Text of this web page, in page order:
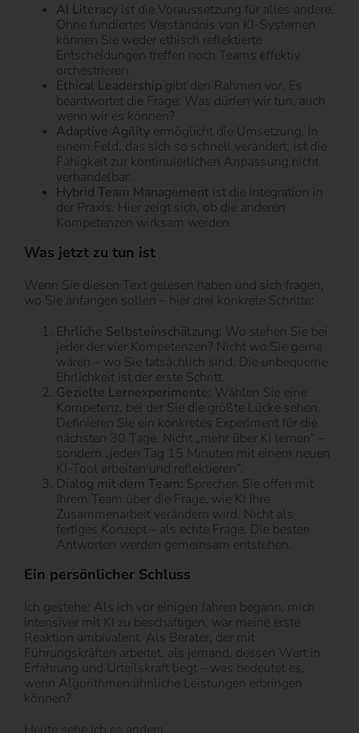
AI Literacy ist die Voraussetzung für alles andere.
Ohne fundiertes Verständnis von KI-Systemen
können Sie weder ethisch reflektierte
Entscheidungen treffen noch Teams effektiv
orchestrieren.
Ethical Leadership gibt den Rahmen vor. Es
beantwortet die Frage: Was dürfen wir tun, auch
wenn wir es können?
Adaptive Agility ermöglicht die Umsetzung. In
einem Feld, das sich so schnell verändert, ist die
Fähigkeit zur kontinuierlichen Anpassung nicht
verhandelbar.
Hybrid Team Management ist die Integration in
der Praxis. Hier zeigt sich, ob die anderen
Kompetenzen wirksam werden.
Was jetzt zu tun ist
Wenn Sie diesen Text gelesen haben und sich fragen,
wo Sie anfangen sollen – hier drei konkrete Schritte:
Ehrliche Selbsteinschätzung: Wo stehen Sie bei
jeder der vier Kompetenzen? Nicht wo Sie gerne
wären – wo Sie tatsächlich sind. Die unbequeme
Ehrlichkeit ist der erste Schritt.
Gezielte Lernexperimente: Wählen Sie eine
Kompetenz, bei der Sie die größte Lücke sehen.
Definieren Sie ein konkretes Experiment für die
nächsten 30 Tage. Nicht „mehr über KI lernen“ –
sondern „jeden Tag 15 Minuten mit einem neuen
KI-Tool arbeiten und reflektieren“.
Dialog mit dem Team: Sprechen Sie offen mit
Ihrem Team über die Frage, wie KI Ihre
Zusammenarbeit verändern wird. Nicht als
fertiges Konzept – als echte Frage. Die besten
Antworten werden gemeinsam entstehen.
Ein persönlicher Schluss
Ich gestehe: Als ich vor einigen Jahren begann, mich
intensiver mit KI zu beschäftigen, war meine erste
Reaktion ambivalent. Als Berater, der mit
Führungskräften arbeitet, als jemand, dessen Wert in
Erfahrung und Urteilskraft liegt – was bedeutet es,
wenn Algorithmen ähnliche Leistungen erbringen
können?